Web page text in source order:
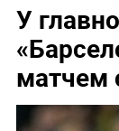
У
матчем